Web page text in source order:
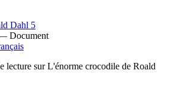
Dahl 5
— Document
lecture sur L'énorme crocodile de Roald